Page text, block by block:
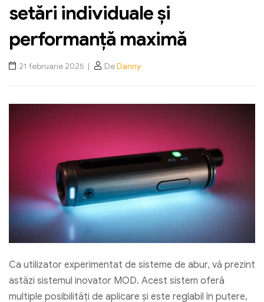
setări individuale și
performanță maximă
21 februarie 2025 DeDanny
Ca utilizator experimentat de sisteme de abur, vă prezint
astăzi sistemul inovator MOD. Acest sistem oferă
multiple posibilități de aplicare și este reglabil în putere,